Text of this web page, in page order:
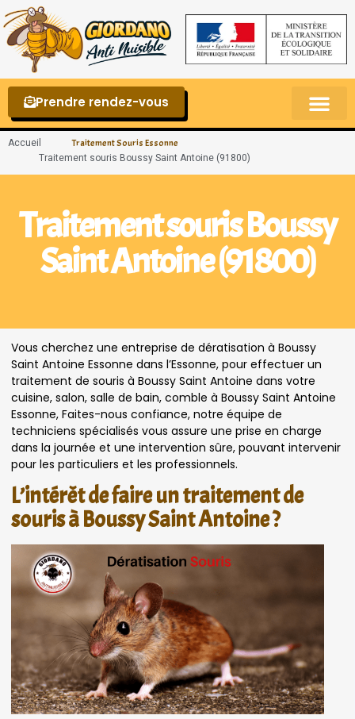
Prendre rendez-vous
Accueil Traitement Souris Essonne
Traitement souris Boussy Saint Antoine (91800)
Traitement souris Boussy
Saint Antoine (91800)
Vous cherchez une entreprise de dératisation à Boussy
Saint Antoine Essonne dans l’Essonne, pour effectuer un
traitement de souris à Boussy Saint Antoine dans votre
cuisine, salon, salle de bain, comble à Boussy Saint Antoine
Essonne, Faites-nous confiance, notre équipe de
techniciens spécialisés vous assure une prise en charge
dans la journée et une intervention sûre, pouvant intervenir
pour les particuliers et les professionnels.
L’intérêt de faire un traitement de
souris à Boussy Saint Antoine ?